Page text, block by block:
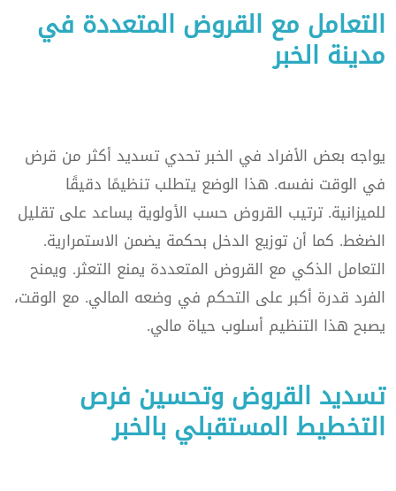
التعامل مع القروض المتعددة في
مدينة الخبر
يواجه بعض الأفراد في الخبر تحدي تسديد أكثر من قرض
في الوقت نفسه. هذا الوضع يتطلب تنظيمًا دقيقًا
للميزانية. ترتيب القروض حسب الأولوية يساعد على تقليل
الضغط. كما أن توزيع الدخل بحكمة يضمن الاستمرارية.
التعامل الذكي مع القروض المتعددة يمنع التعثر. ويمنح
الفرد قدرة أكبر على التحكم في وضعه المالي. مع الوقت،
يصبح هذا التنظيم أسلوب حياة مالي.
تسديد القروض وتحسين فرص
التخطيط المستقبلي بالخبر